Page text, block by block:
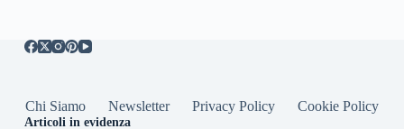
Chi Siamo Newsletter Privacy Policy Cookie Policy
Articoli in evidenza